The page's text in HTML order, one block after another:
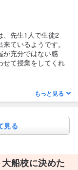
の先生で2人生徒が
自解きます。間違
。 先生と中学生活
も聞けて良いみた
、先生1人で生徒2
ているようです。
が充分ではない感
せて授業をしてくれ
に問題を解く。問題
もっと見る
見る
船校に決めた